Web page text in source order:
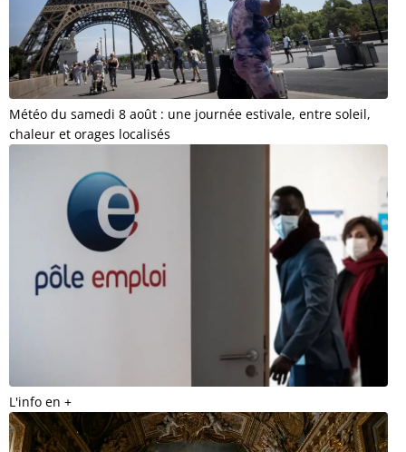
Météo du samedi 8 août : une journée estivale, entre soleil,
chaleur et orages localisés
L'info en +